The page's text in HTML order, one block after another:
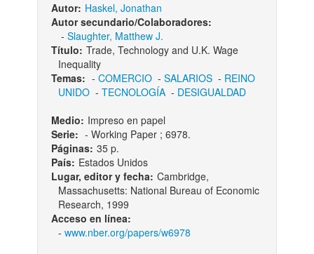
Autor: Haskel, Jonathan
Autor secundario/Colaboradores:
- Slaughter, Matthew J.
Título: Trade, Technology and U.K. Wage
Inequality
Temas: - COMERCIO- SALARIOS- REINO
UNIDO- TECNOLOGÍA- DESIGUALDAD
Medio: Impreso en papel
Serie: - Working Paper ; 6978.
Páginas: 35 p.
País: Estados Unidos
Lugar, editor y fecha: Cambridge,
Massachusetts: National Bureau of Economic
Research, 1999
Acceso en línea:
- www.nber.org/papers/w6978